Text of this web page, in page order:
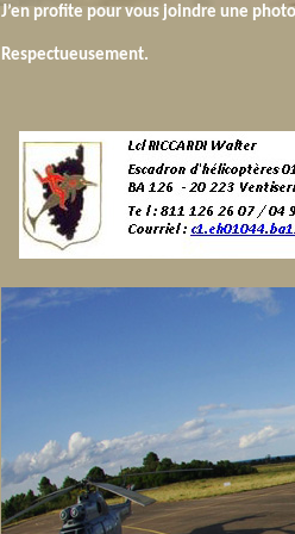
J’en profite pour vous joindre une
Respectueusement.